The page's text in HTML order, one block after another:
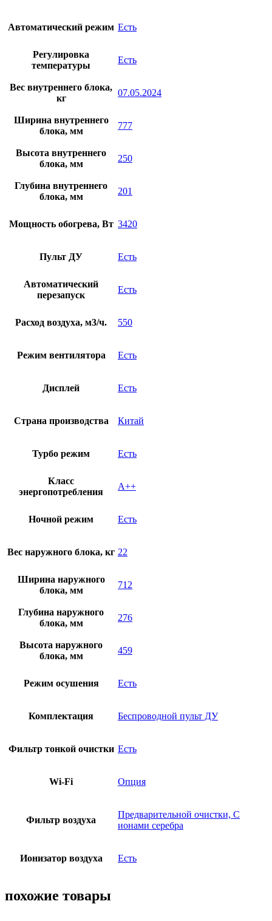
Автоматический режим Есть
Регулировка
температуры
Есть
Вес внутреннего блока,
кг
07.05.2024
Ширина внутреннего
блока, мм
777
Высота внутреннего
блока, мм
250
Глубина внутреннего
блока, мм
201
Мощность обогрева, Вт 3420
Пульт ДУ Есть
Автоматический
перезапуск
Есть
Расход воздуха, м3/ч. 550
Режим вентилятора Есть
Дисплей Есть
Страна производства Китай
Турбо режим Есть
Класс
энергопотребления
A++
Ночной режим Есть
Вес наружного блока, кг 22
Ширина наружного
блока, мм
712
Глубина наружного
блока, мм
276
Высота наружного
блока, мм
459
Режим осушения Есть
Комплектация Беспроводной пульт ДУ
Фильтр тонкой очистки Есть
Wi-Fi Опция
Фильтр воздуха
Предварительной очистки, С
ионами серебра
Ионизатор воздуха Есть
похожие товары